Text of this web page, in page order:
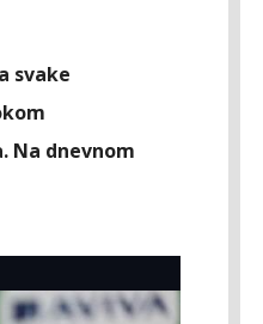
svake
Na dnevnom